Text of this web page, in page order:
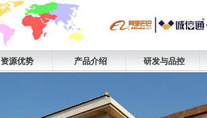
资源优势 产品介绍 研发与品控